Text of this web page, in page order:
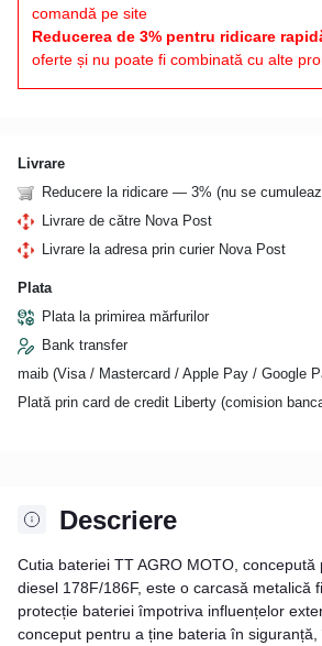
comandă pe site
Reducerea de 3% pentru ridicare
oferte și nu poate fi combinată cu alte
Livrare
Reducere la ridicare — 3% (nu se
Livrare de către Nova Post
Livrare la adresa prin curier Nova Post
Plata
Plata la primirea mărfurilor
Bank transfer
maib (Visa / Mastercard / Apple Pay / Google
Plată prin card de credit Liberty (comision
Descriere
Cutia bateriei TT AGRO MOTO,
diesel 178F/186F, este o carcasă metalică
protecție bateriei împotriva influențelor
conceput pentru a ține bateria în